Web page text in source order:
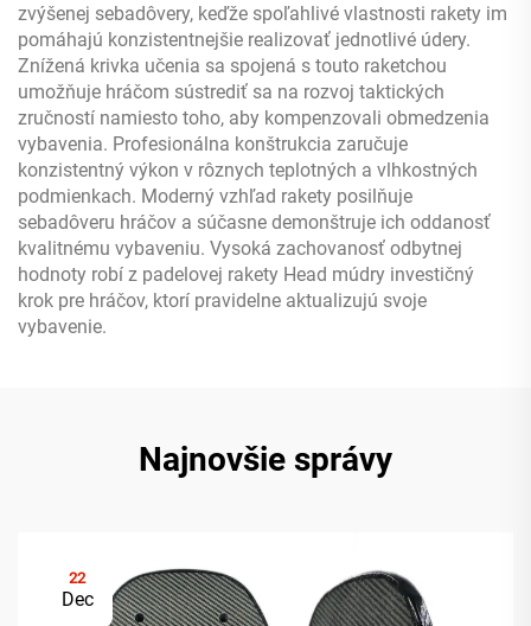
zvýšenej sebadôvery, keďže spoľahlivé vlastnosti rakety im
pomáhajú konzistentnejšie realizovať jednotlivé údery.
Znížená krivka učenia sa spojená s touto raketchou
umožňuje hráčom sústrediť sa na rozvoj taktických
zručností namiesto toho, aby kompenzovali obmedzenia
vybavenia. Profesionálna konštrukcia zaručuje
konzistentný výkon v rôznych teplotných a vlhkostných
podmienkach. Moderný vzhľad rakety posilňuje
sebadôveru hráčov a súčasne demonštruje ich oddanosť
kvalitnému vybaveniu. Vysoká zachovanosť odbytnej
hodnoty robí z padelovej rakety Head múdry investičný
krok pre hráčov, ktorí pravidelne aktualizujú svoje
vybavenie.
Najnovšie správy
22
Dec